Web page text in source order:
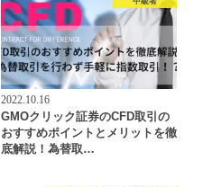
2022.10.16
GMOクリック証券のCFD取引の
おすすめポイントとメリットを徹
底解説！為替取…